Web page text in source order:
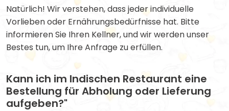
Natürlich! Wir verstehen, dass jeder individuelle
Vorlieben oder Ernährungsbedürfnisse hat. Bitte
informieren Sie Ihren Kellner, und wir werden unser
Bestes tun, um Ihre Anfrage zu erfüllen.
Kann ich im Indischen Restaurant eine
Bestellung für Abholung oder Lieferung
aufgeben?"